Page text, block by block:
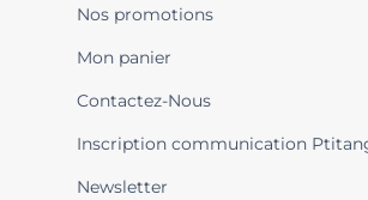
Nos promotions
Mon panier
Contactez-Nous
Inscription communication
Newsletter